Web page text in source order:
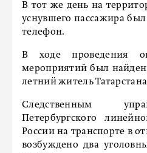
В тот же день на
уснувшего пассажира
телефон.
В ходе проведения
мероприятий был
летний житель
Следственным
Петербургского
России на транспорте в
возбуждено два